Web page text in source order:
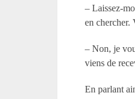
– Laissez-
en chercher.
– Non, je
viens de
En parlant